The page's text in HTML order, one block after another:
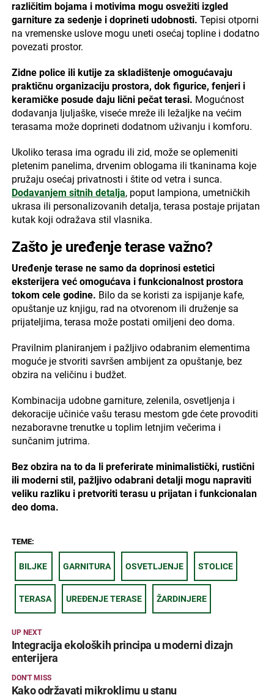
različitim bojama i motivima mogu osvežiti izgled
garniture za sedenje i doprineti udobnosti. Tepisi otporni
na vremenske uslove mogu uneti osećaj topline i dodatno
povezati prostor.
Zidne police ili kutije za skladištenje omogućavaju
praktičnu organizaciju prostora, dok figurice, fenjeri i
keramičke posude daju lični pečat terasi. Mogućnost
dodavanja ljuljaške, viseće mreže ili ležaljke na većim
terasama može doprineti dodatnom uživanju i komforu.
Ukoliko terasa ima ogradu ili zid, može se oplemeniti
pletenim panelima, drvenim oblogama ili tkaninama koje
pružaju osećaj privatnosti i štite od vetra i sunca.
Dodavanjem sitnih detalja, poput lampiona, umetničkih
ukrasa ili personalizovanih detalja, terasa postaje prijatan
kutak koji odražava stil vlasnika.
Zašto je uređenje terase važno?
Uređenje terase ne samo da doprinosi estetici
eksterijera već omogućava i funkcionalnost prostora
tokom cele godine. Bilo da se koristi za ispijanje kafe,
opuštanje uz knjigu, rad na otvorenom ili druženje sa
prijateljima, terasa može postati omiljeni deo doma.
Pravilnim planiranjem i pažljivo odabranim elementima
moguće je stvoriti savršen ambijent za opuštanje, bez
obzira na veličinu i budžet.
Kombinacija udobne garniture, zelenila, osvetljenja i
dekoracije učiniće vašu terasu mestom gde ćete provoditi
nezaboravne trenutke u toplim letnjim večerima i
sunčanim jutrima.
Bez obzira na to da li preferirate minimalistički, rustični
ili moderni stil, pažljivo odabrani detalji mogu napraviti
veliku razliku i pretvoriti terasu u prijatan i funkcionalan
deo doma.
TEME:
BILJKE GARNITURA OSVETLJENJE STOLICE
TERASA UREĐENJE TERASE ŽARDINJERE
UP NEXT
Integracija ekoloških principa u moderni dizajn
enterijera
DON'T MISS
Kako održavati mikroklimu u stanu